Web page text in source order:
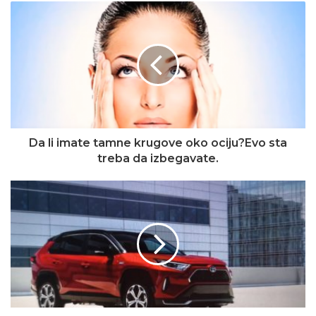
Da li imate tamne krugove oko ociju?Evo sta
treba da izbegavate.